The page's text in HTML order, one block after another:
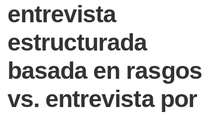
entrevista
estructurada
basada en rasgos
vs. entrevista por